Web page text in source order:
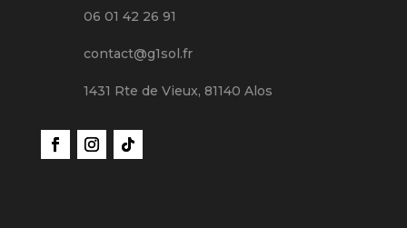
06 01 42 26 91
contact@g1sol.fr
1431 Rte de Vieux, 81140 Alos